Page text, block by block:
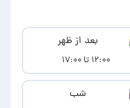
بعد از ظهر
۱۲:۰۰ تا ۱۷:۰۰
شب